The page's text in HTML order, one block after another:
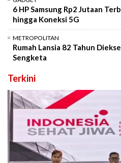
6 HP Samsung Rp2 Jutaan
hingga Koneksi 5G
METROPOLITAN
Rumah Lansia 82 Tahun
Sengketa
Terkini